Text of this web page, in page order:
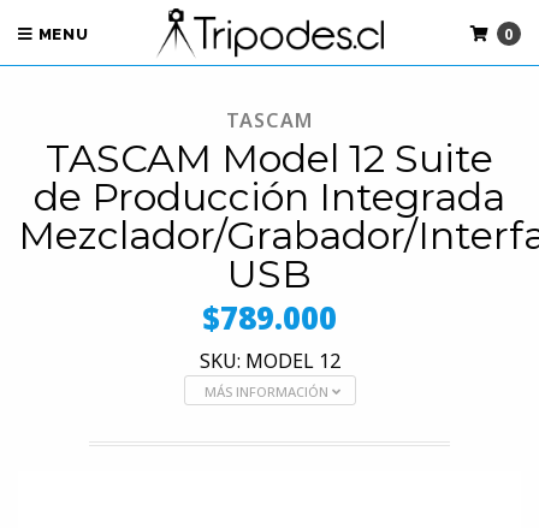
MENU 0
TASCAM
TASCAM Model 12 Suite
de Producción Integrada
Mezclador/Grabador/
USB
$789.000
SKU: MODEL 12
MÁS INFORMACIÓN